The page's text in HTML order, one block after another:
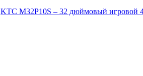
KTC M32P10S – 32 дюймовый игровой